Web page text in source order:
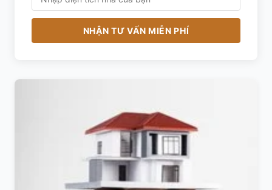
NHẬN TƯ VẤN MIỄN PHÍ